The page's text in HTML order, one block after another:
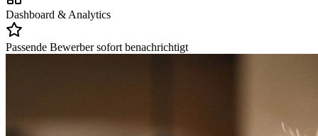
Dashboard & Analytics
Passende Bewerber sofort benachrichtigt